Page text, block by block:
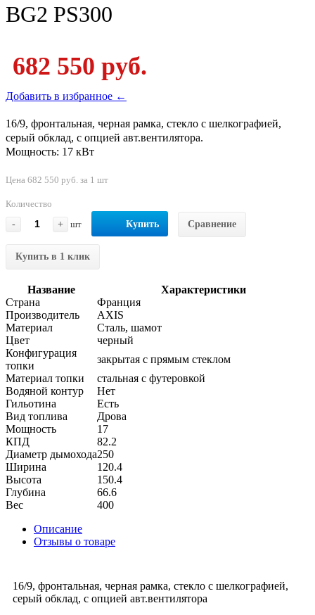
BG2 PS300
682 550 руб.
Добавить в избранное ←
16/9, фронтальная, черная рамка, стекло с шелкографией,
серый обклад, с опцией авт.вентилятора.
Мощность: 17 кВт
Цена 682 550 руб. за 1 шт
Количество
-
+ шт Купить Сравнение
Купить в 1 клик
Название
Характеристики
Страна
Франция
Производитель
AXIS
Материал
Сталь, шамот
Цвет
черный
Конфигурация
топки
закрытая с прямым стеклом
Материал топки
стальная с футеровкой
Водяной контур
Нет
Гильотина
Есть
Вид топлива
Дрова
Мощность
17
КПД
82.2
Диаметр дымохода250
Ширина
120.4
Высота
150.4
Глубина
66.6
Вес
400
Описание
Отзывы о товаре
16/9, фронтальная, черная рамка, стекло с шелкографией,
серый обклад, с опцией авт.вентилятора